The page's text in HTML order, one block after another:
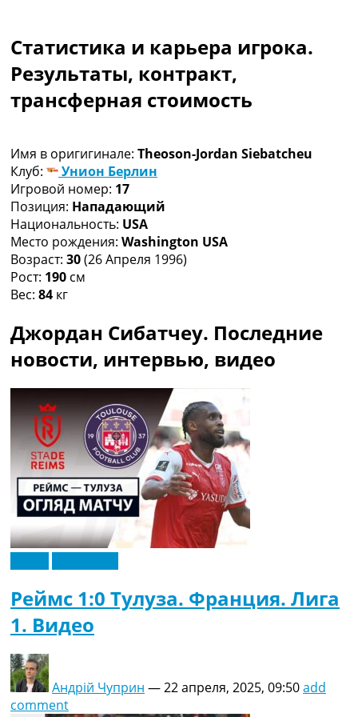
Чемпионат Мира
Украина. Премьер-Лига
Украина. Первая Лига
Лига Чемпионов
Другие Турниры >>>
Таблицы
Таблицы групп Чемпионата Мира
Украина. Премьер-Лига
Украина. Первая Лига
Лига Чемпионов. Таблицы групп
Англия. Премьер-Лига
Испания. Ла Лига
Рейтинг стран УЕФА
Рейтинг клубов УЕФА
Рейтинг ФИФА
ТВ программа
RU
UA
Categories
Главная
Новости футбола
Видео
Трансферы
Новости футбола Украины
Последние комментарии
Конкурс прогнозов
Логин
Рейтинги
Турниры
Чемпионат Мира
Статистика и карьера игрока.
Результаты, контракт,
трансферная стоимость
Имя в оригигинале: Theoson-Jordan Siebatcheu
Клуб:
Унион Берлин
Игровой номер: 17
Позиция: Нападающий
Национальность: USA
Место рождения: Washington USA
Возраст: 30(26 Апреля 1996)
Рост: 190 см
Вес: 84 кг
Джордан Сибатчеу. Последние
новости, интервью, видео
Реймс 1:0 Тулуза. Франция. Лига
1. Видео
Андрій Чуприн —22 апреля, 2025, 09:50add
comment